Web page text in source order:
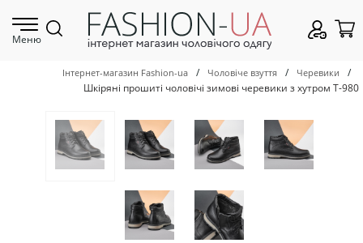
Меню
Інтернет-магазин Fashion-ua / Чоловіче взуття / Черевики
/
Шкіряні прошиті чоловічі зимові черевики з хутром Т-980